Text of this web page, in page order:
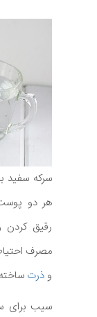
سرکه سفید
هر دو
رقیق کردن
مصرف
وذرت
سیب برای